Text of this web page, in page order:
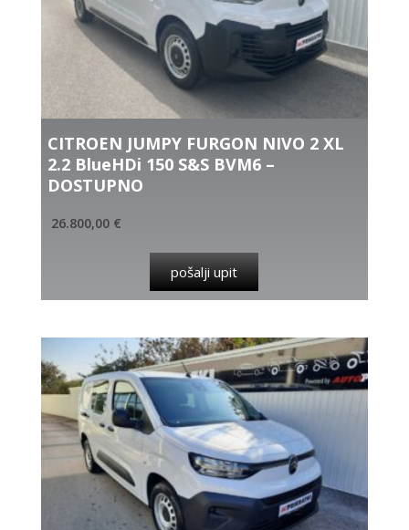
CITROEN JUMPY FURGON NIVO 2 XL
2.2 BlueHDi 150 S&S BVM6 –
DOSTUPNO
26.800,00 €
pošalji upit